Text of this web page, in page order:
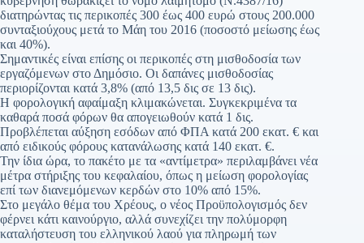
διατηρώντας τις περικοπές 300 έως 400 ευρώ στους 200.000
συνταξιούχους μετά το Μάη του 2016 (ποσοστό μείωσης έως
και 40%).
Σημαντικές είναι επίσης οι περικοπές στη μισθοδοσία των
εργαζόμενων στο Δημόσιο. Οι δαπάνες μισθοδοσίας
περιορίζονται κατά 3,8% (από 13,5 δις σε 13 δις).
Η φορολογική αφαίμαξη κλιμακώνεται. Συγκεκριμένα τα
καθαρά ποσά φόρων θα απογειωθούν κατά 1 δις.
Προβλέπεται αύξηση εσόδων από ΦΠΑ κατά 200 εκατ. € και
από ειδικούς φόρους κατανάλωσης κατά 140 εκατ. €.
Την ίδια ώρα, το πακέτο με τα «αντίμετρα» περιλαμβάνει νέα
μέτρα στήριξης του κεφαλαίου, όπως η μείωση φορολογίας
επί των διανεμόμενων κερδών στο 10% από 15%.
Στο μεγάλο θέμα του Χρέους, ο νέος Προϋπολογισμός δεν
φέρνει κάτι καινούργιο, αλλά συνεχίζει την πολύμορφη
καταλήστευση του ελληνικού λαού για πληρωμή των